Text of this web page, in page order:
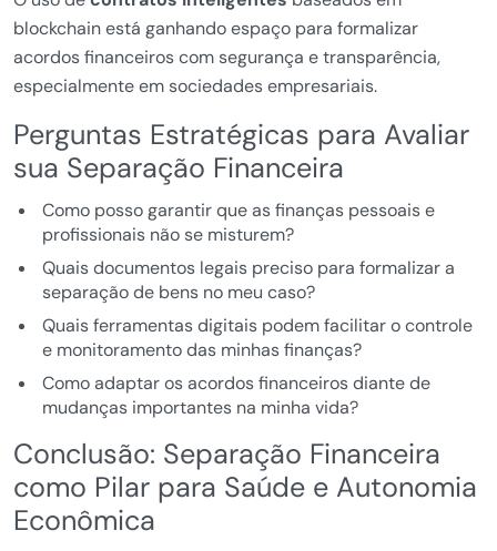
blockchain está ganhando espaço para formalizar
acordos financeiros com segurança e transparência,
especialmente em sociedades empresariais.
Perguntas Estratégicas para Avaliar
sua Separação Financeira
Como posso garantir que as finanças pessoais e
profissionais não se misturem?
Quais documentos legais preciso para formalizar a
separação de bens no meu caso?
Quais ferramentas digitais podem facilitar o controle
e monitoramento das minhas finanças?
Como adaptar os acordos financeiros diante de
mudanças importantes na minha vida?
Conclusão: Separação Financeira
como Pilar para Saúde e Autonomia
Econômica